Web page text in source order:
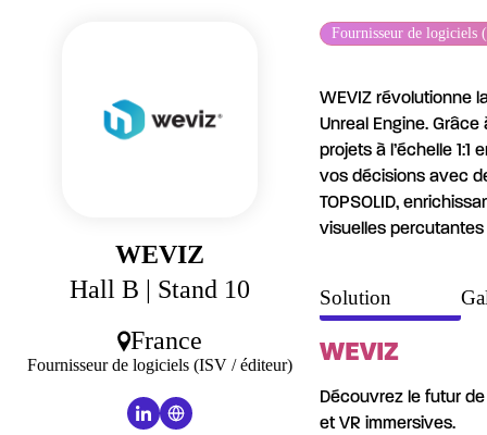
WEVIZ
Hall B | Stand 10
France
Fournisseur de logiciels (ISV / éditeur)
Fournisseur de logiciels
WEVIZ révolutionne
Unreal Engine.
projets à l’échelle
vos décisions avec
TOPSOLID,
visuelles percutantes
Solution
WEVIZ
Découvrez le futur
et VR immersives.